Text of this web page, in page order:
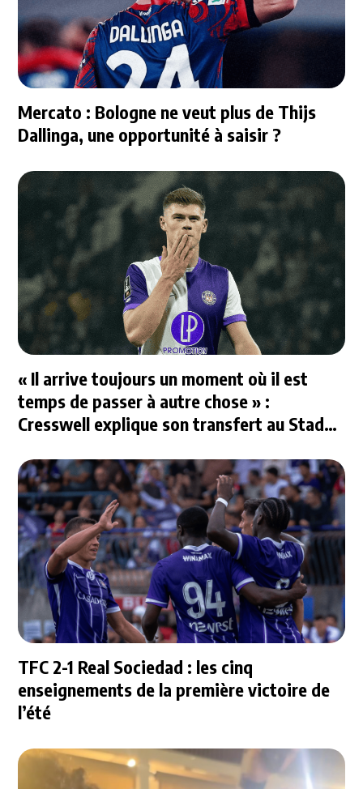
Mercato : Bologne ne veut plus de Thijs
Dallinga, une opportunité à saisir ?
« Il arrive toujours un moment où il est
temps de passer à autre chose » :
Cresswell explique son transfert au Stade
TFC 2-1 Real Sociedad : les cinq
enseignements de la première victoire de
l’été